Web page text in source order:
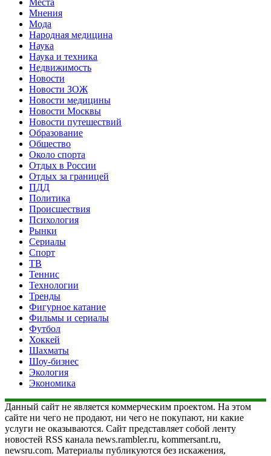
Мнения
Мода
Народная медицина
Наука
Наука и техника
Недвижимость
Новости
Новости ЗОЖ
Новости медицины
Новости Москвы
Новости путешествий
Образование
Общество
Около спорта
Отдых в России
Отдых за границей
ПДД
Политика
Происшествия
Психология
Рынки
Сериалы
Спорт
ТВ
Теннис
Технологии
Тренды
Фигурное катание
Фильмы и сериалы
Футбол
Хоккей
Шахматы
Шоу-бизнес
Экология
Экономика
Данный сайт не является коммерческим проектом. На этом
сайте ни чего не продают, ни чего не покупают, ни какие
услуги не оказываются. Сайт представляет собой ленту
новостей RSS канала news.rambler.ru, kommersant.ru,
newsru.com. Материалы публикуются без искажения,